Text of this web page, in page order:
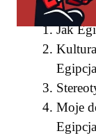
SPIS
Jak
Moje